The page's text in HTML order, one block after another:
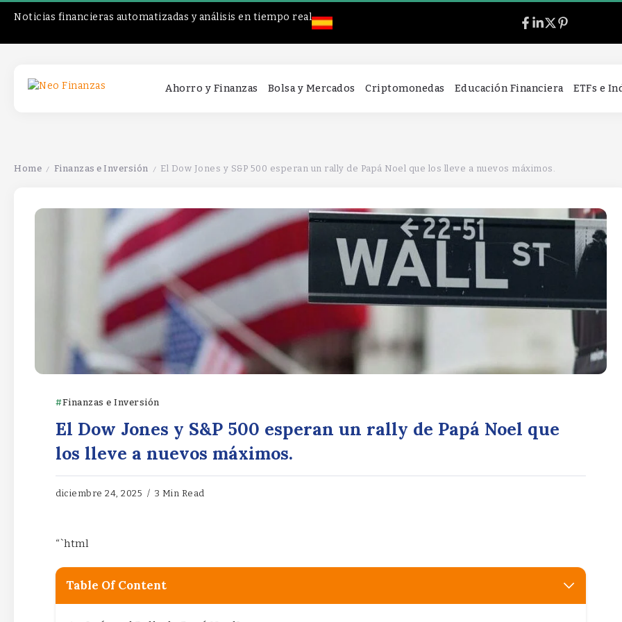
Noticias financieras automatizadas y análisis en tiempo real
Ahorro y Finanzas Bolsa y Mercados Criptomonedas Educación Financiera ETFs e
Home / Finanzas e Inversión / El Dow Jones y S&P 500 esperan un rally de Papá Noel que los lleve a nuevos máximos.
Finanzas e Inversión
El Dow Jones y S&P 500 esperan un rally de Papá Noel que
los lleve a nuevos máximos.
diciembre 24, 2025 3 Min Read
“`html
Table Of Content